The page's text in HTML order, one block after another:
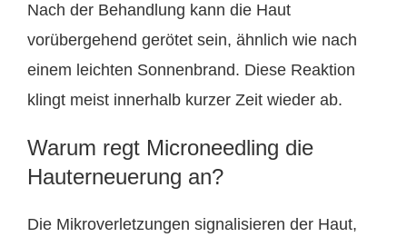
Nach der Behandlung kann die Haut
vorübergehend gerötet sein, ähnlich wie nach
einem leichten Sonnenbrand. Diese Reaktion
klingt meist innerhalb kurzer Zeit wieder ab.
Warum regt Microneedling die
Hauterneuerung an?
Die Mikroverletzungen signalisieren der Haut,